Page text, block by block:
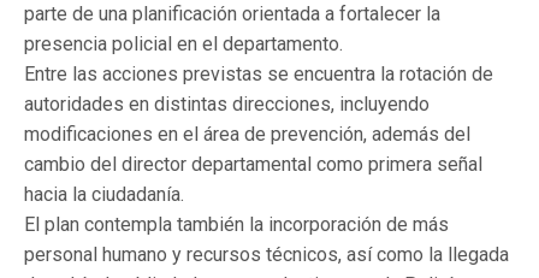
parte de una planificación orientada a fortalecer la
presencia policial en el departamento.
Entre las acciones previstas se encuentra la rotación de
autoridades en distintas direcciones, incluyendo
modificaciones en el área de prevención, además del
cambio del director departamental como primera señal
hacia la ciudadanía.
El plan contempla también la incorporación de más
personal humano y recursos técnicos, así como la llegada